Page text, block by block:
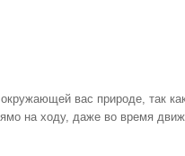
вас природе, так
на ходу, даже во время